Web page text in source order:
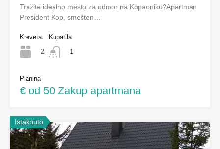
Tražite idealno mesto za odmor na Kopaoniku?Apartman
President Kop, smešten…
Kreveta
2
Kupatila
1
Planina
€ od 50 Zakup apartmana
Istaknuto